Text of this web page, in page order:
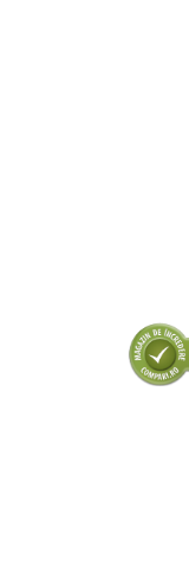
■ Vopsea spray